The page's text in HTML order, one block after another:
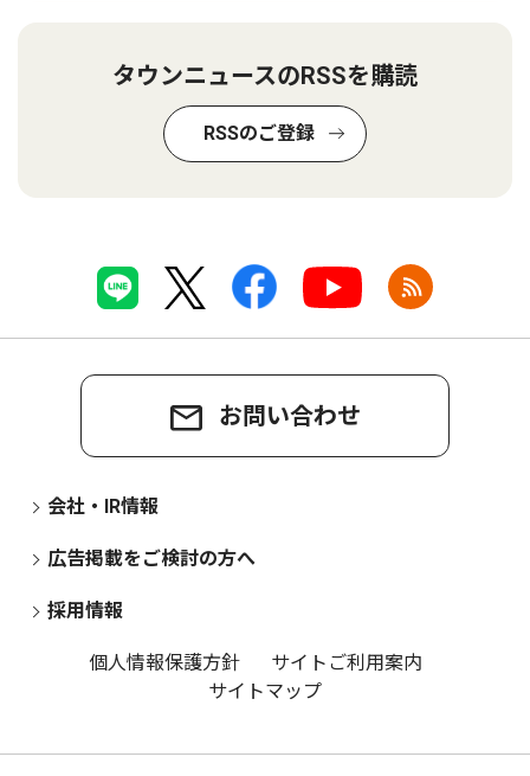
タウンニュースのRSSを購読
RSSのご登録
お問い合わせ
会社・IR情報
広告掲載をご検討の方へ
採用情報
個人情報保護方針
サイトご利用案内
サイトマップ